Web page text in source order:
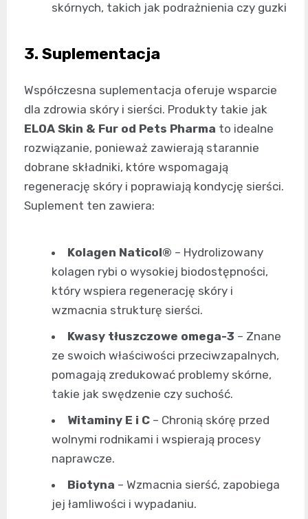
skórnych, takich jak podrażnienia czy guzki
3. Suplementacja
Współczesna suplementacja oferuje wsparcie
dla zdrowia skóry i sierści. Produkty takie jak
ELOA Skin & Fur od Pets Pharma to idealne
rozwiązanie, ponieważ zawierają starannie
dobrane składniki, które wspomagają
regenerację skóry i poprawiają kondycję sierści.
Suplement ten zawiera:
Kolagen Naticol® – Hydrolizowany
kolagen rybi o wysokiej biodostępności,
który wspiera regenerację skóry i
wzmacnia strukturę sierści.
Kwasy tłuszczowe omega-3 – Znane
ze swoich właściwości przeciwzapalnych,
pomagają zredukować problemy skórne,
takie jak swędzenie czy suchość.
Witaminy E i C – Chronią skórę przed
wolnymi rodnikami i wspierają procesy
naprawcze.
Biotyna – Wzmacnia sierść, zapobiega
jej łamliwości i wypadaniu.